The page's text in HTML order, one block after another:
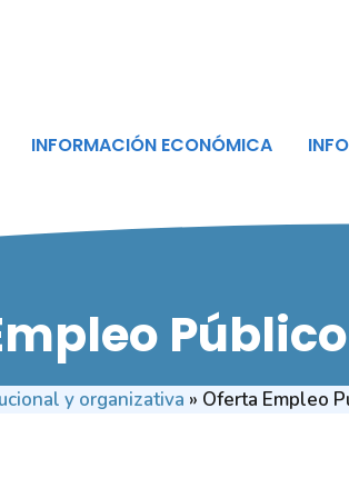
INFORMACIÓN ECONÓMICA
Público
y organizativa » Oferta Empleo